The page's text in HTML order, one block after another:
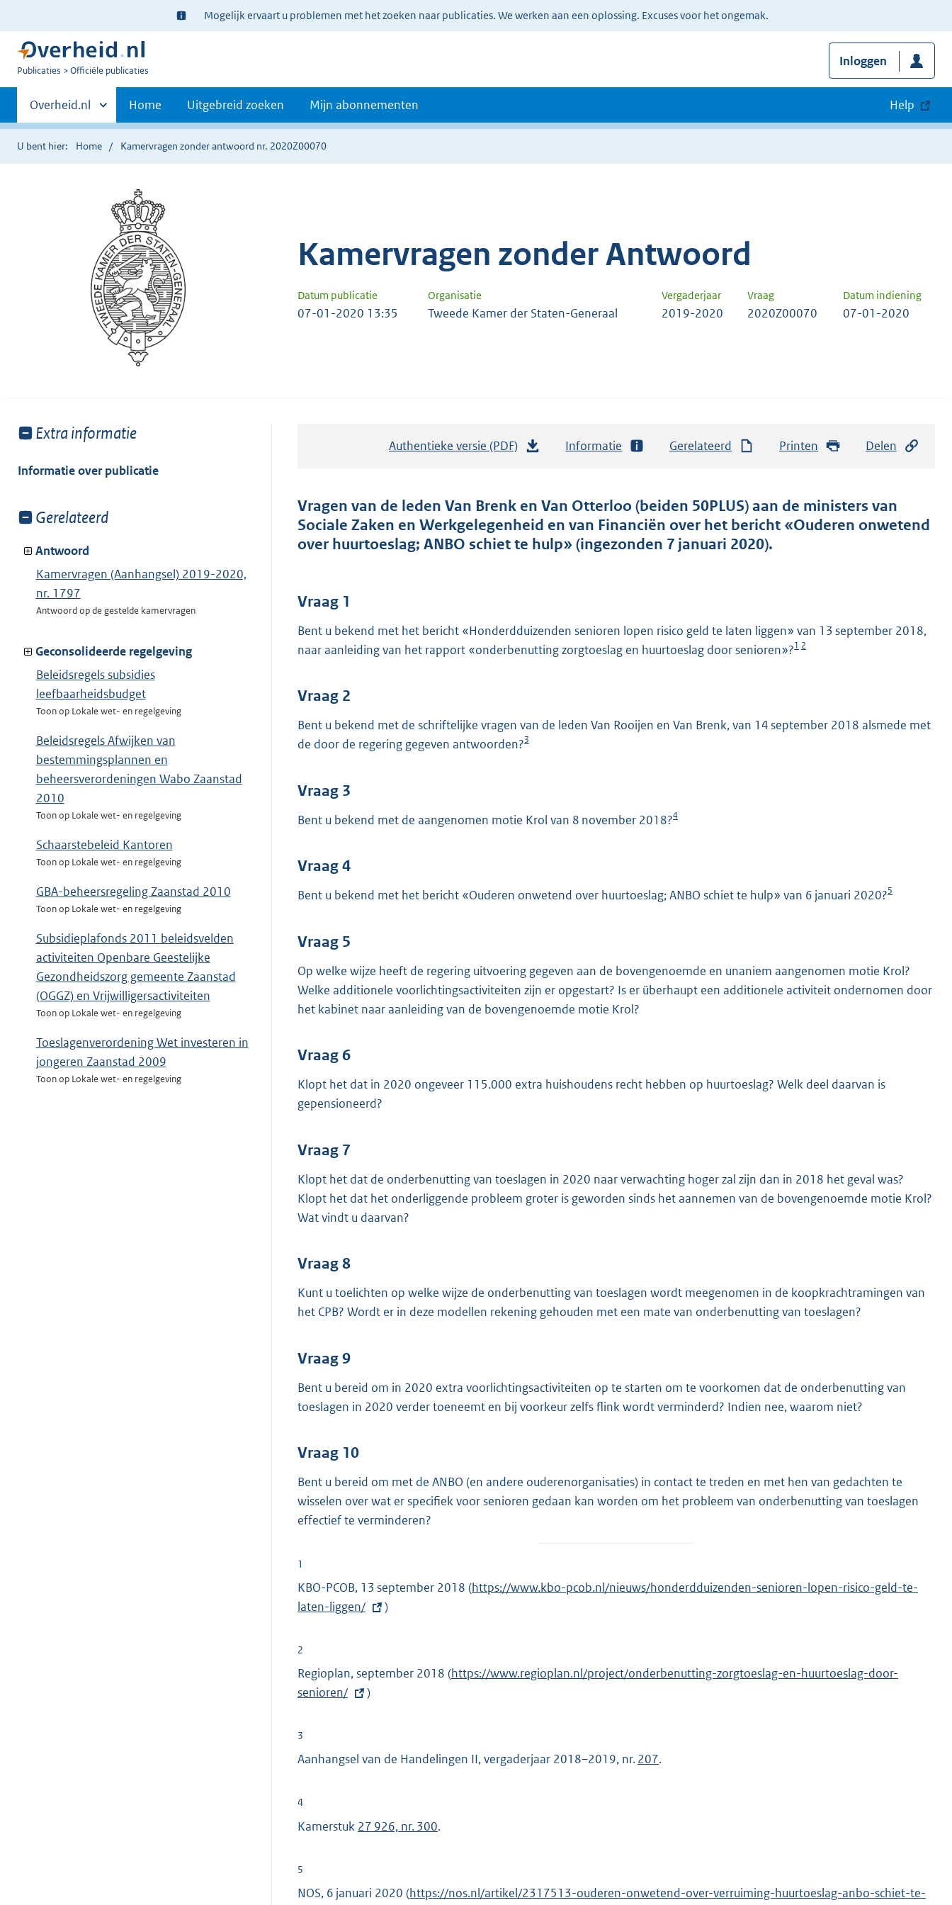
Ter
informatie:
Mogelijk ervaart u problemen met het zoeken naar publicaties. We werken aan een oplossing. Excuses voor het ongemak.
U
Publicaties Officiële publicaties
Inloggen
Primaire
navigatie
Andere
sites
binnen
Overheid.nl Home Uitgebreid zoeken Mijn abonnementen Help
U bent hier: Home Kamervragen zonder antwoord nr. 2020Z00070
Kamervragen zonder Antwoord
Datum publicatie Organisatie Vergaderjaar Vraag Datum indiening
07-01-2020 13:35 Tweede Kamer der Staten-Generaal 2019-2020 2020Z00070 07-01-2020
Toon
van:
Extra informatie
Informatie over publicatie
Toon
van:
Gerelateerd
Antwoord
Kamervragen (Aanhangsel) 2019-2020,
nr. 1797
Antwoord op de gestelde kamervragen
Geconsolideerde regelgeving
Beleidsregels subsidies
leefbaarheidsbudget
Toon op Lokale wet- en regelgeving
Beleidsregels Afwijken van
bestemmingsplannen en
beheersverordeningen Wabo Zaanstad
2010
Toon op Lokale wet- en regelgeving
Schaarstebeleid Kantoren
Toon op Lokale wet- en regelgeving
GBA-beheersregeling Zaanstad 2010
Toon op Lokale wet- en regelgeving
Subsidieplafonds 2011 beleidsvelden
activiteiten Openbare Geestelijke
Gezondheidszorg gemeente Zaanstad
(OGGZ) en Vrijwilligersactiviteiten
Toon op Lokale wet- en regelgeving
Toeslagenverordening Wet investeren in
jongeren Zaanstad 2009
Toon op Lokale wet- en regelgeving
Authentieke versie (PDF)
t
a
n
o
o
4
Informatie Gerelateerd Printen Delen
Vragen van de leden Van Brenk en Van Otterloo (beiden 50PLUS) aan de ministers van
Sociale Zaken en Werkgelegenheid en van Financiën over het bericht «Ouderen onwetend
over huurtoeslag; ANBO schiet te hulp» (ingezonden 7 januari 2020).
Vraag 1
Bent u bekend met het bericht «Honderdduizenden senioren lopen risico geld te laten liggen» van 13 september 2018,
naar aanleiding van het rapport «onderbenutting zorgtoeslag en huurtoeslag door senioren»?1 2
Vraag 2
Bent u bekend met de schriftelijke vragen van de leden Van Rooijen en Van Brenk, van 14 september 2018 alsmede met
de door de regering gegeven antwoorden?3
Vraag 3
Bent u bekend met de aangenomen motie Krol van 8 november 2018?4
Vraag 4
Bent u bekend met het bericht «Ouderen onwetend over huurtoeslag; ANBO schiet te hulp» van 6 januari 2020?5
Vraag 5
Op welke wijze heeft de regering uitvoering gegeven aan de bovengenoemde en unaniem aangenomen motie Krol?
Welke additionele voorlichtingsactiviteiten zijn er opgestart? Is er überhaupt een additionele activiteit ondernomen door
het kabinet naar aanleiding van de bovengenoemde motie Krol?
Vraag 6
Klopt het dat in 2020 ongeveer 115.000 extra huishoudens recht hebben op huurtoeslag? Welk deel daarvan is
gepensioneerd?
Vraag 7
Klopt het dat de onderbenutting van toeslagen in 2020 naar verwachting hoger zal zijn dan in 2018 het geval was?
Klopt het dat het onderliggende probleem groter is geworden sinds het aannemen van de bovengenoemde motie Krol?
Wat vindt u daarvan?
Vraag 8
Kunt u toelichten op welke wijze de onderbenutting van toeslagen wordt meegenomen in de koopkrachtramingen van
het CPB? Wordt er in deze modellen rekening gehouden met een mate van onderbenutting van toeslagen?
Vraag 9
Bent u bereid om in 2020 extra voorlichtingsactiviteiten op te starten om te voorkomen dat de onderbenutting van
toeslagen in 2020 verder toeneemt en bij voorkeur zelfs flink wordt verminderd? Indien nee, waarom niet?
Vraag 10
Bent u bereid om met de ANBO (en andere ouderenorganisaties) in contact te treden en met hen van gedachten te
wisselen over wat er specifiek voor senioren gedaan kan worden om het probleem van onderbenutting van toeslagen
effectief te verminderen?
1
KBO-PCOB, 13 september 2018 (E
n
n
https://www.kbo-pcob.nl/nieuws/honderdduizenden-senioren-lopen-risico-geld-te-
laten-liggen/
)
2
Regioplan, september 2018 (E
n
https://www.regioplan.nl/project/onderbenutting-zorgtoeslag-en-huurtoeslag-door-
senioren/
)
3
Aanhangsel van de Handelingen II, vergaderjaar 2018–2019, nr.207.
4
Kamerstuk 27 926, nr. 300.
5
NOS, 6 januari 2020 (E
https://nos.nl/artikel/2317513-ouderen-onwetend-over-verruiming-huurtoeslag-anbo-schiet-te-